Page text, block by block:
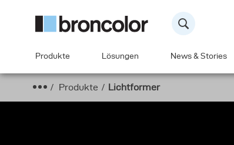
Produkte Lösungen News & Stories
Produkte Lichtformer